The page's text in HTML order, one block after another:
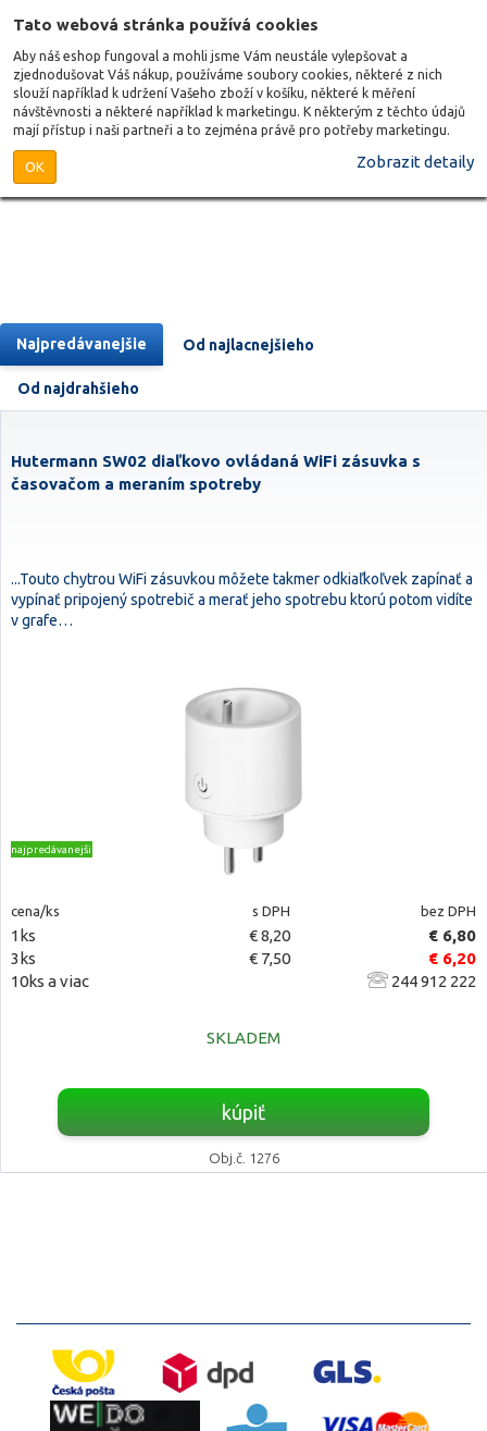
Tato webová stránka používá cookies
Aby náš eshop fungoval a mohli jsme Vám neustále vylepšovat a
zjednodušovat Váš nákup, používáme soubory cookies, některé z nich
slouží například k udržení Vašeho zboží v košíku, některé k měření
návštěvnosti a některé například k marketingu. K některým z těchto údajů
mají přístup i naši partneři a to zejména právě pro potřeby marketingu.
OK Zobrazit detaily
Najpredávanejšie Od najlacnejšieho
Od najdrahšieho
Hutermann SW02 diaľkovo ovládaná WiFi zásuvka s
časovačom a meraním spotreby
...Touto chytrou WiFi zásuvkou môžete takmer odkiaľkoľvek zapínať a
vypínať pripojený spotrebič a merať jeho spotrebu ktorú potom vidíte
v grafe…
najpredávanejšie
cena/ks s DPH bez DPH
1ks € 8,20
€ 6,80
3ks
€ 7,50
€ 6,20
10ks a viac
244 912 222
SKLADEM
kúpiť
Obj.č. 1276